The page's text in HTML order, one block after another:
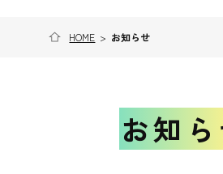
HOME > お知らせ
お知